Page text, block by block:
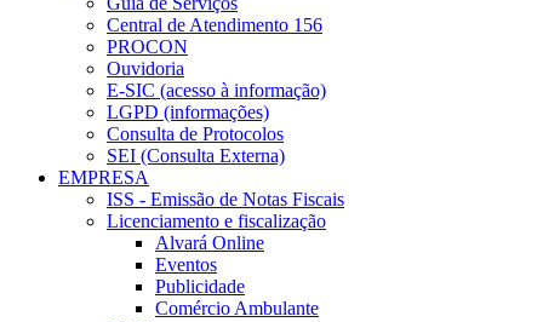
Central de Atendimento 156
PROCON
Ouvidoria
E-SIC (acesso à informação)
LGPD (informações)
Consulta de Protocolos
SEI (Consulta Externa)
EMPRESA
ISS - Emissão de Notas Fiscais
Licenciamento e fiscalização
Alvará Online
Eventos
Publicidade
Comércio Ambulante